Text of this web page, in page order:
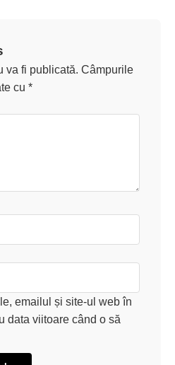
va fi publicată. Câmpurile
cu *
emailul și site-ul web în
data viitoare când o să